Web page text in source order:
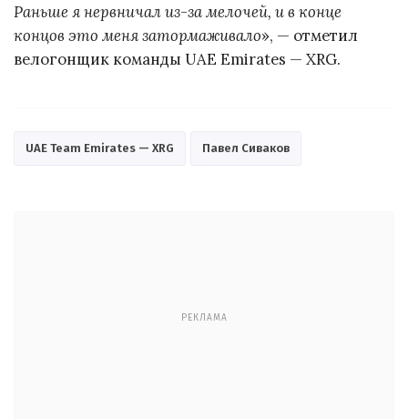
Раньше я нервничал из-за мелочей, и в конце
концов это меня затормаживало», — отметил
велогонщик команды UAE Emirates — XRG.
UAE Team Emirates — XRG Павел Сиваков
РЕКЛАМА